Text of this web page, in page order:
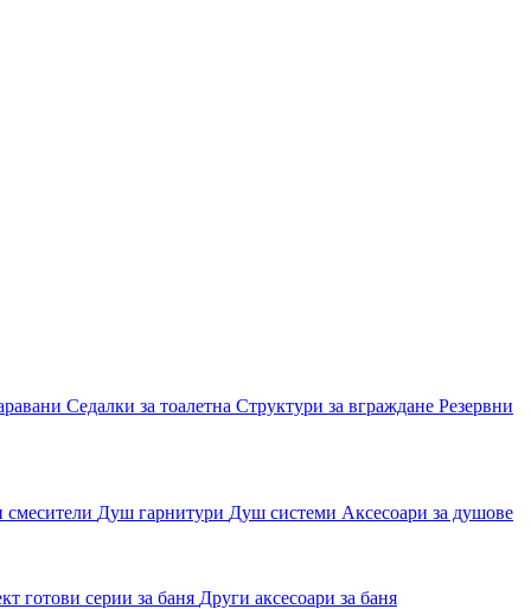
Седалки за тоалетна Структури за вграждане Резервни
смесители Душ гарнитури Душ системи Аксесоари за душове
готови серии за баня Други аксесоари за баня